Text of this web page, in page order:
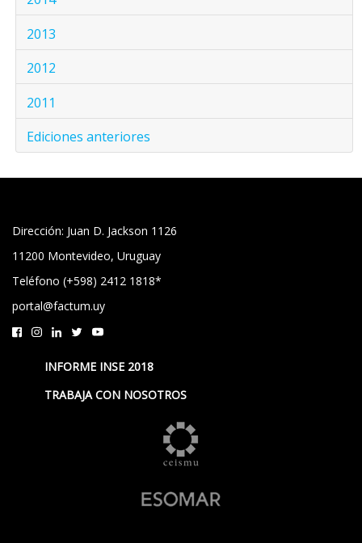
2013
2012
2011
Ediciones anteriores
Dirección: Juan D. Jackson 1126
11200 Montevideo, Uruguay
Teléfono (+598) 2412 1818*
portal@factum.uy
INFORME INSE 2018
TRABAJA CON NOSOTROS